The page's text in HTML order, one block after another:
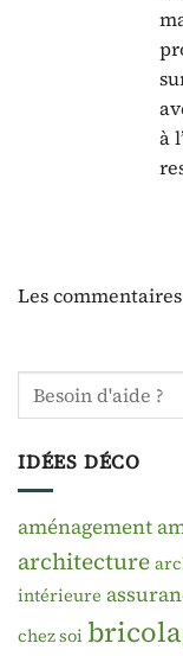
à
Les
IDÉES DÉCO
aménagement
architecture
intérieure
chez soi